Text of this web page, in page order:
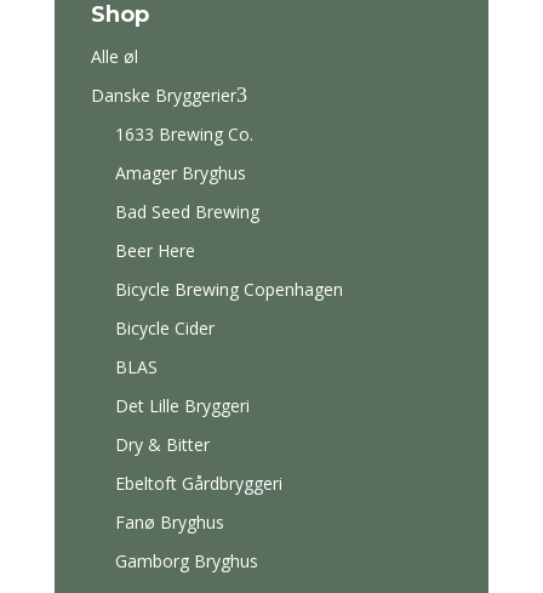
Shop
Alle øl
Danske Bryggerier3
1633 Brewing Co.
Amager Bryghus
Bad Seed Brewing
Beer Here
Bicycle Brewing Copenhagen
Bicycle Cider
BLAS
Det Lille Bryggeri
Dry & Bitter
Ebeltoft Gårdbryggeri
Fanø Bryghus
Gamborg Bryghus